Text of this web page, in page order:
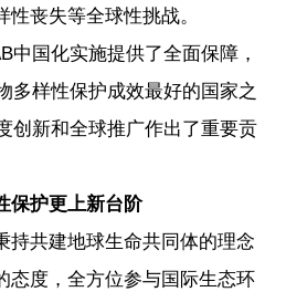
丧失等全球性挑战。
中国化实施提供了全面保障，
多样性保护成效最好的国家之
创新和全球推广作出了重要贡
保护更上新台阶
持共建地球生命共同体的理念
态度，全方位参与国际生态环